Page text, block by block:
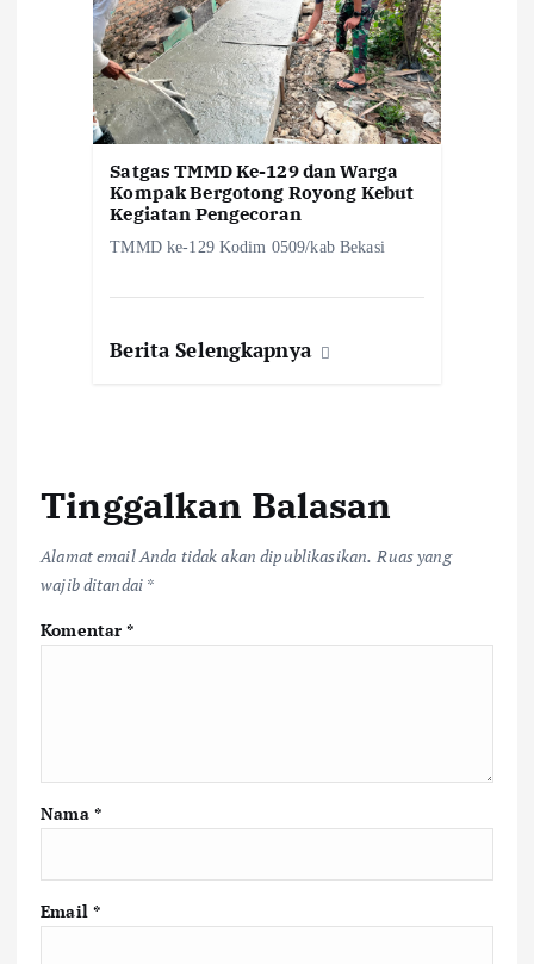
Satgas TMMD Ke-129 dan Warga
Kompak Bergotong Royong Kebut
Kegiatan Pengecoran
TMMD ke-129 Kodim 0509/kab Bekasi
Berita Selengkapnya
Tinggalkan Balasan
Alamat email Anda tidak akan dipublikasikan. Ruas yang
wajib ditandai *
Komentar*
Nama *
Email *